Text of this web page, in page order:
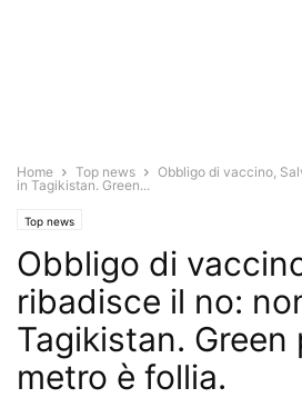
Home Top news
Obbligo di vaccino,
in Tagikistan. Green...
Top news
Obbligo di
ribadisce il no:
Tagikistan. Green
metro è follia.